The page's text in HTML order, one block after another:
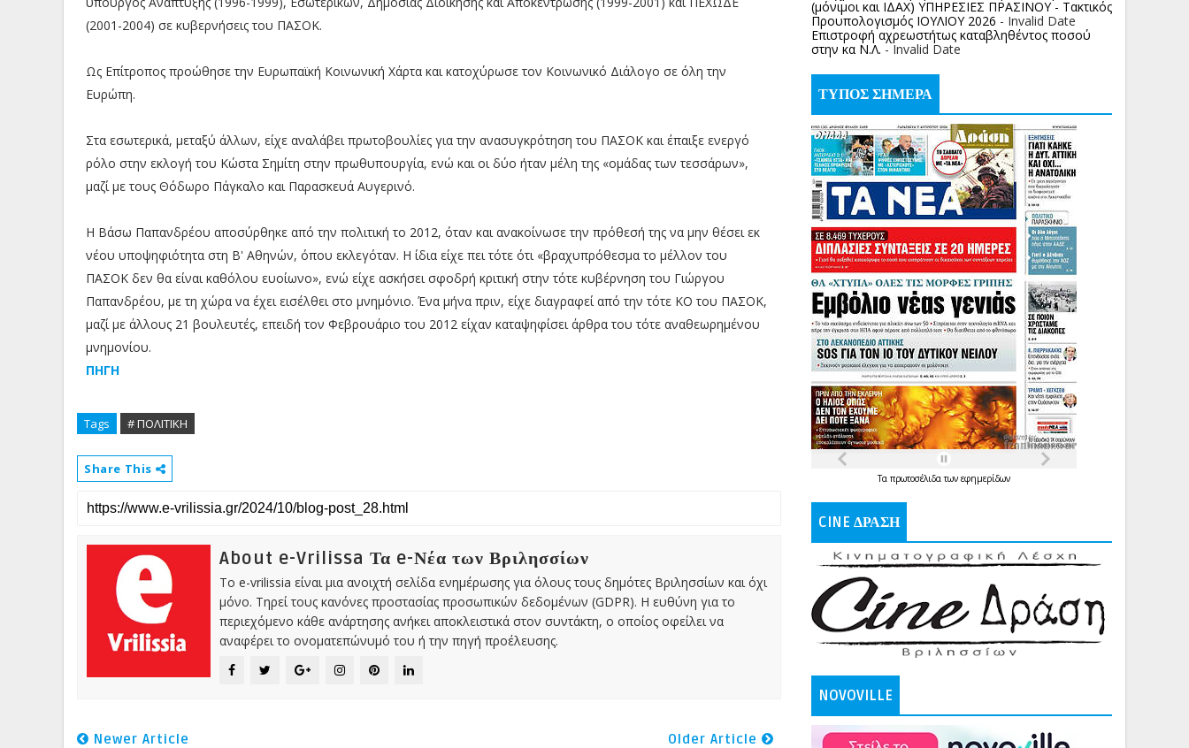
(2001-2004) σε κυβερνήσεις του ΠΑΣΟΚ.
Ως Επίτροπος προώθησε την Ευρωπαϊκή Κοινωνική Χάρτα και κατοχύρωσε τον Κοινωνικό Διάλογο σε όλη την
Ευρώπη.
Στα εσωτερικά, μεταξύ άλλων, είχε αναλάβει πρωτοβουλίες για την ανασυγκρότηση του ΠΑΣΟΚ και έπαιξε ενεργό
ρόλο στην εκλογή του Κώστα Σημίτη στην πρωθυπουργία, ενώ και οι δύο ήταν μέλη της «ομάδας των τεσσάρων»,
μαζί με τους Θόδωρο Πάγκαλο και Παρασκευά Αυγερινό.
Η Βάσω Παπανδρέου αποσύρθηκε από την πολιτική το 2012, όταν και ανακοίνωσε την πρόθεσή της να μην θέσει εκ
νέου υποψηφιότητα στη Β' Αθηνών, όπου εκλεγόταν. Η ίδια είχε πει τότε ότι «βραχυπρόθεσμα το μέλλον του
ΠΑΣΟΚ δεν θα είναι καθόλου ευοίωνο», ενώ είχε ασκήσει σφοδρή κριτική στην τότε κυβέρνηση του Γιώργου
Παπανδρέου, με τη χώρα να έχει εισέλθει στο μνημόνιο. Ένα μήνα πριν, είχε διαγραφεί από την τότε ΚΟ του ΠΑΣΟΚ,
μαζί με άλλους 21 βουλευτές, επειδή τον Φεβρουάριο του 2012 είχαν καταψηφίσει άρθρα του τότε αναθεωρημένου
μνημονίου.
ΠΗΓΗ
Tags # ΠΟΛΙΤΙΚΗ
Share This
About e-Vrilissa Τα e-Νέα των Βριλησσίων
Το e-vrilissia είναι μια ανοιχτή σελίδα ενημέρωσης για όλους τους δημότες Βριλησσίων και όχι
μόνο. Τηρεί τους κανόνες προστασίας προσωπικών δεδομένων (GDPR). Η ευθύνη για το
περιεχόμενο κάθε ανάρτησης ανήκει αποκλειστικά στον συντάκτη, ο οποίος οφείλει να
αναφέρει το ονοματεπώνυμό του ή την πηγή προέλευσης.
Newer Article Older Article
(μόνιμοι και ΙΔΑΧ) ΥΠΗΡΕΣΙΕΣ ΠΡΑΣΙΝΟΥ - Τακτικός
Προυπολογισμός ΙΟΥΛΙΟΥ 2026 - Invalid Date
Επιστροφή αχρεωστήτως καταβληθέντος ποσoύ
στην κα Ν.Λ. - Invalid Date
ΤΥΠΟΣ ΣΗΜΕΡΑ
Τα πρωτοσέλιδατων εφημερίδων
CINE ΔΡΑΣΗ
NOVOVILLE